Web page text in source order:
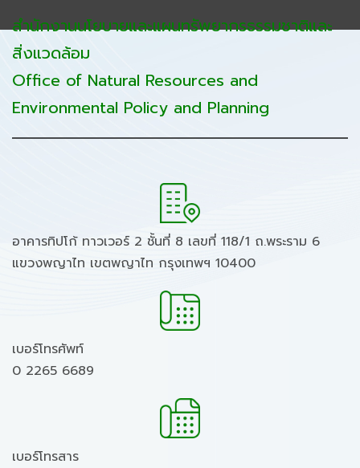
สำนักงานนโยบายและแผนทรัพยากรธรรมชาติและ
สิ่งแวดล้อม
Office of Natural Resources and
Environmental Policy and Planning
อาคารทิปโก้ ทาวเวอร์ 2 ชั้นที่ 8 เลขที่ 118/1 ถ.พระราม 6
แขวงพญาไท เขตพญาไท กรุงเทพฯ 10400
เบอร์โทรศัพท์
0 2265 6689
เบอร์โทรสาร